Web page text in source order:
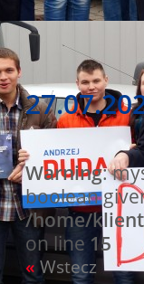
Warning:
boolean
/home/
on line 15
« Wstecz